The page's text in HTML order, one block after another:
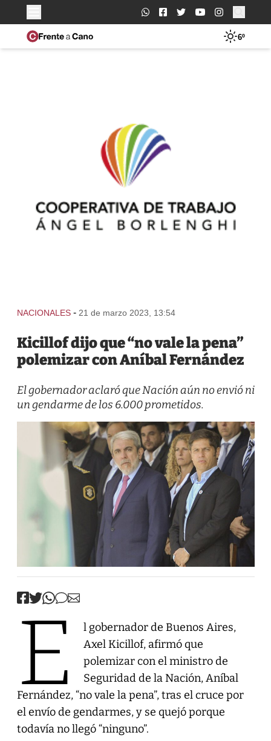
Buscar:
6º
NACIONALES - 21 de marzo 2023, 13:54
Kicillof dijo que “no vale la pena”
polemizar con Aníbal Fernández
El gobernador aclaró que Nación aún no envió ni
un gendarme de los 6.000 prometidos.
E
l gobernador de Buenos Aires,
Axel Kicillof, afirmó que
polemizar con el ministro de
Seguridad de la Nación, Aníbal
Fernández, “no vale la pena”, tras el cruce por
el envío de gendarmes, y se quejó porque
todavía no llegó “ninguno”.